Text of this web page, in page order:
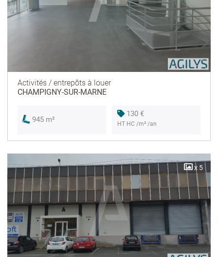
Activités / entrepôts à louer
CHAMPIGNY-SUR-MARNE
945 m²
130 €
HT HC /m² /an
x 5